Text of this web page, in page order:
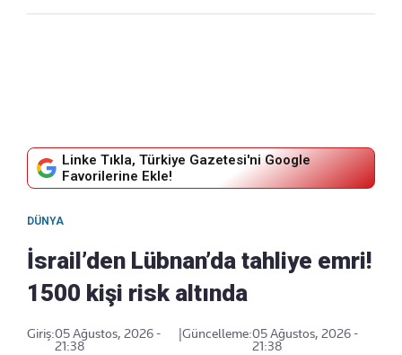
Linke Tıkla, Türkiye Gazetesi'ni Google
Favorilerine Ekle!
DÜNYA
İsrail’den Lübnan’da tahliye emri!
1500 kişi risk altında
Giriş:05 Ağustos, 2026 -
21:38
Güncelleme:05 Ağustos, 2026 -
21:38